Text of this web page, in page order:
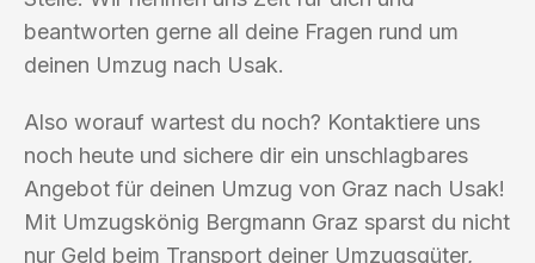
beantworten gerne all deine Fragen rund um
deinen Umzug nach Usak.
Also worauf wartest du noch? Kontaktiere uns
noch heute und sichere dir ein unschlagbares
Angebot für deinen Umzug von Graz nach Usak!
Mit Umzugskönig Bergmann Graz sparst du nicht
nur Geld beim Transport deiner Umzugsgüter,